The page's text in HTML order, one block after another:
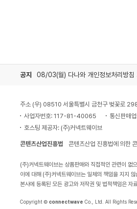
공지
주소 (우) 08510 서울특별시 금천구 벚꽃로
사업자번호: 117-81-40065
통신판매
호스팅 제공자: (주)커넥트웨이브
콘텐츠산업진흥법 콘텐츠산업 진흥법에 의한
(주)커넥트웨이브는 상품판매와 직접적인 관련이 없
이에 대해 (주)커넥트웨이브는 일체의 책임을 지지 않
본사에 등록된 모든 광고와 저작권 및 법적책임은
Copyright © connectwave Co., Ltd. All Rights